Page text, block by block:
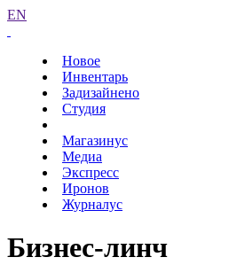
EN
Новое
Инвентарь
Задизайнено
Студия
Магазинус
Медиа
Экспресс
Иронов
Журналус
Бизнес-линч